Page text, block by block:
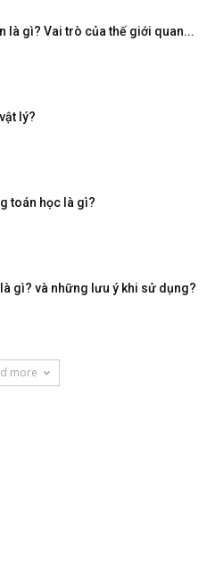
là gì? Vai trò của thế giới quan...
lý?
toán học là gì?
gì? và những lưu ý khi sử dụng?
more